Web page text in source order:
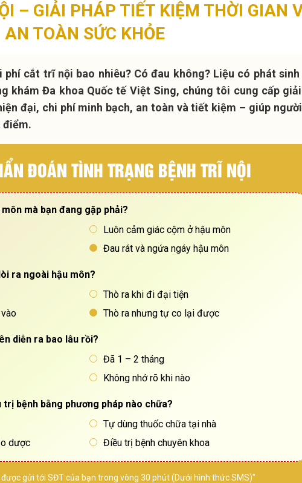
– GIẢI PHÁP TIẾT KIỆM THỜI GIAN
AN TOÀN SỨC KHỎE
cắt trĩ nội bao nhiêu? Có đau không? Liệu có phát
khám Đa khoa Quốc tế Việt Sing, chúng tôi cung cấp
đại, chi phí minh bạch, an toàn và tiết kiệm – giúp
điểm.
ĐOÁN TÌNH TRẠNG BỆNH TRĨ NỘI
mà bạn đang gặp phải?
Luôn cảm giác cộm ở hậu môn
Đau rát và ngứa ngáy hậu môn
ra ngoài hậu môn?
Thò ra khi đi đại tiện
Thò ra nhưng tự co lại được
diễn ra bao lâu rồi?
Đã 1 – 2 tháng
Không nhớ rõ khi nào
bệnh bằng phương pháp nào chữa?
Tự dùng thuốc chữa tại nhà
dược
Điều trị bệnh chuyên khoa
được gửi tới SĐT của bạn trong vòng 30 phút (Dưới hình thức SMS)"